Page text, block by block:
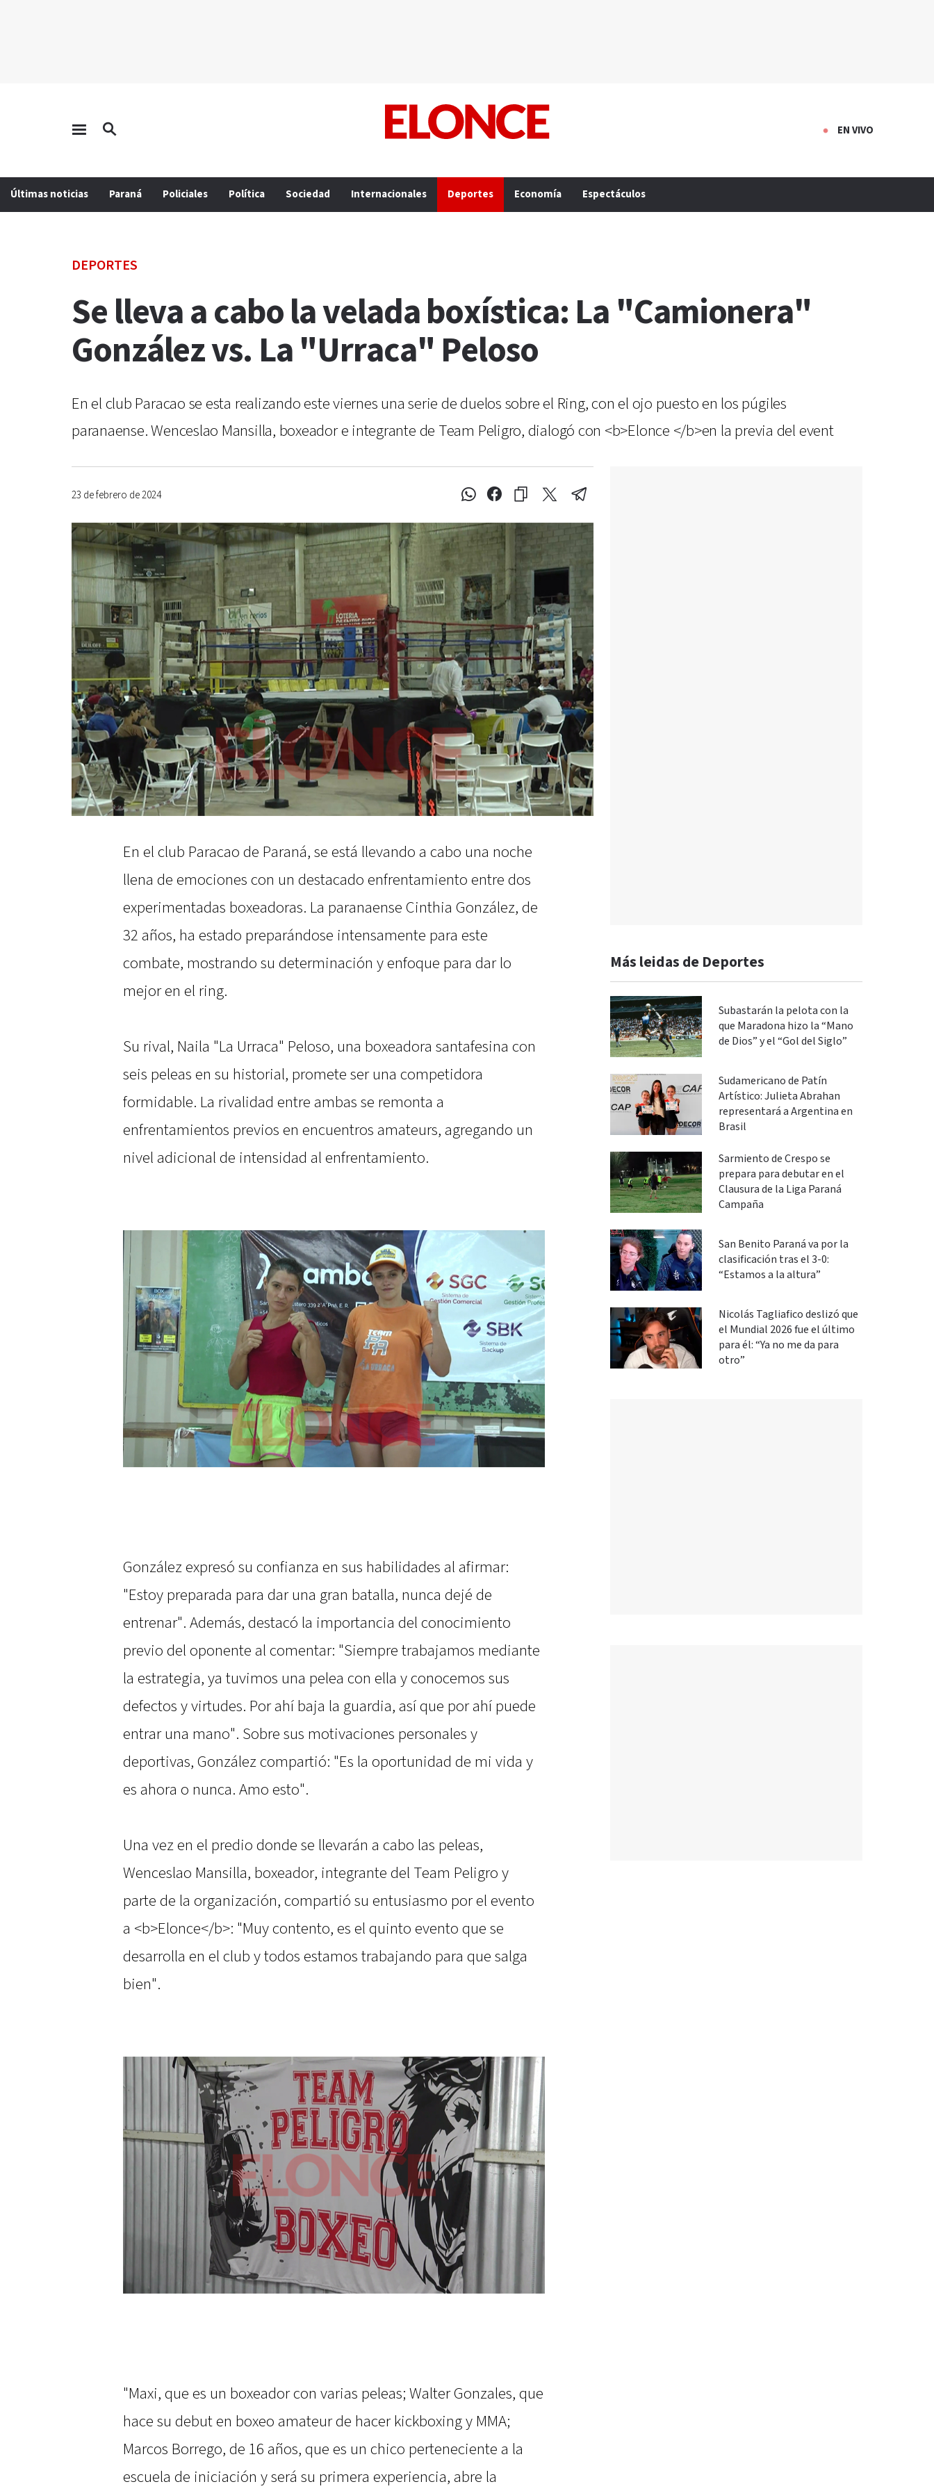
EN VIVO
Últimas noticias Paraná Policiales Política Sociedad Internacionales Deportes Economía Espectáculos
DEPORTES
Se lleva a cabo la velada boxística: La "Camionera"
González vs. La "Urraca" Peloso
En el club Paracao se esta realizando este viernes una serie de duelos sobre el Ring, con el ojo puesto en los púgiles
paranaense. Wenceslao Mansilla, boxeador e integrante de Team Peligro, dialogó con <b>Elonce </b>en la previa del event
23 de febrero de 2024
En el club Paracao de Paraná, se está llevando a cabo una noche
llena de emociones con un destacado enfrentamiento entre dos
experimentadas boxeadoras. La paranaense Cinthia González, de
32 años, ha estado preparándose intensamente para este
combate, mostrando su determinación y enfoque para dar lo
mejor en el ring.
Su rival, Naila "La Urraca" Peloso, una boxeadora santafesina con
seis peleas en su historial, promete ser una competidora
formidable. La rivalidad entre ambas se remonta a
enfrentamientos previos en encuentros amateurs, agregando un
nivel adicional de intensidad al enfrentamiento.
González expresó su confianza en sus habilidades al afirmar:
"Estoy preparada para dar una gran batalla, nunca dejé de
entrenar". Además, destacó la importancia del conocimiento
previo del oponente al comentar: "Siempre trabajamos mediante
la estrategia, ya tuvimos una pelea con ella y conocemos sus
defectos y virtudes. Por ahí baja la guardia, así que por ahí puede
entrar una mano". Sobre sus motivaciones personales y
deportivas, González compartió: "Es la oportunidad de mi vida y
es ahora o nunca. Amo esto".
Una vez en el predio donde se llevarán a cabo las peleas,
Wenceslao Mansilla, boxeador, integrante del Team Peligro y
parte de la organización, compartió su entusiasmo por el evento
a <b>Elonce</b>: "Muy contento, es el quinto evento que se
desarrolla en el club y todos estamos trabajando para que salga
bien".
"Maxi, que es un boxeador con varias peleas; Walter Gonzales, que
hace su debut en boxeo amateur de hacer kickboxing y MMA;
Marcos Borrego, de 16 años, que es un chico perteneciente a la
escuela de iniciación y será su primera experiencia, abre la
Más leidas de Deportes
Subastarán la pelota con la
que Maradona hizo la “Mano
de Dios” y el “Gol del Siglo”
Sudamericano de Patín
Artístico: Julieta Abrahan
representará a Argentina en
Brasil
Sarmiento de Crespo se
prepara para debutar en el
Clausura de la Liga Paraná
Campaña
San Benito Paraná va por la
clasificación tras el 3-0:
“Estamos a la altura”
Nicolás Tagliafico deslizó que
el Mundial 2026 fue el último
para él: “Ya no me da para
otro”